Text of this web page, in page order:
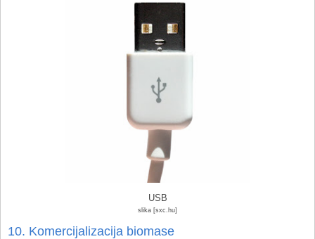
USB
slika [sxc.hu]
10. Komercijalizacija biomase